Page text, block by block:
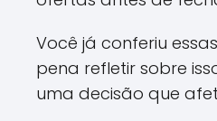
Você já conferiu
pena refletir sobre
uma decisão que